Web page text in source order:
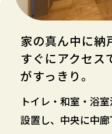
家の真ん中に納
すぐにアクセス
がすっきり。
トイレ・和室・浴
設置し、中央に中